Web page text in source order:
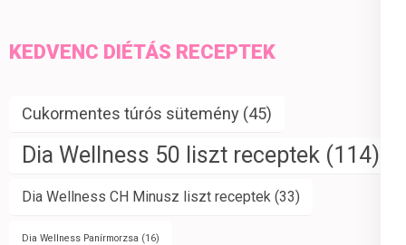
KEDVENC DIÉTÁS RECEPTEK
Cukormentes túrós sütemény (45)
Dia Wellness 50 liszt receptek (114)
Dia Wellness CH Minusz liszt receptek (33)
Dia Wellness Panírmorzsa (16)